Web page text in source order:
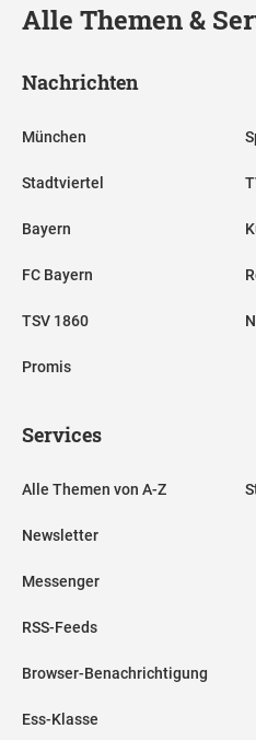
Alle Themen &
Nachrichten
München
Stadtviertel
Bayern
FC Bayern
TSV 1860
Promis
Services
Alle Themen von A-Z
Newsletter
Messenger
RSS-Feeds
Browser-Benachrichtigung
Ess-Klasse